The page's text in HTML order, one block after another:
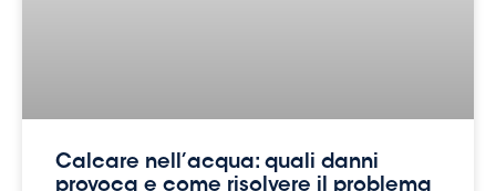
Calcare nell’acqua: quali danni
provoca e come risolvere il problema